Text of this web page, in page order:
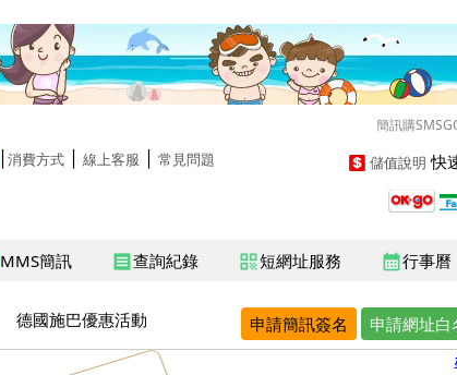
簡訊購
消費方式 線上客服 常見問題 儲值說明 快
MMS簡訊 receipt 查詢紀錄 qr_code短網址服務 calendar_month行事曆
德國施巴優惠活動 申請簡訊簽名 申請網址白